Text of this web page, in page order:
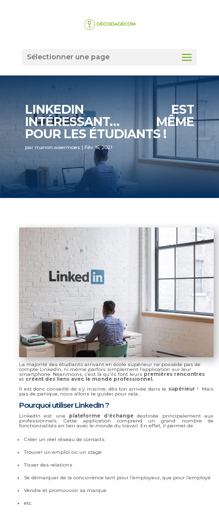
Sélectionner une page
LINKEDIN EST
INTÉRESSANT… MÊME
POUR LES ÉTUDIANTS !
par manon.waermoes| Fév 16, 2021
La majorité des étudiants arrivant en école supérieur ne possède pas de
compte LinkedIn, ni même parfois simplement l’application sur leur
smartphone. Néanmoins, c’est là qu’ils font leurs premières rencontres
et créent des liens avec le monde professionnel.
Il est donc conseillé de s’y inscrire, dès ton arrivée dans le supérieur ! Mais
pas de panique, nous allons te guider pour cela…
Pourquoi utiliser LinkedIn ?
LinkedIn est une plateforme d’échange destinée principalement aux
professionnels. Cette application comprend un grand nombre de
fonctionnalités en lien avec le monde du travail. En effet, il permet de :
Créer un réel réseau de contacts
Trouver un emploi ou un stage
Tisser des relations
Se démarquer de la concurrence tant pour l’employeur, que pour l’employé
Vendre et promouvoir sa marque
etc.